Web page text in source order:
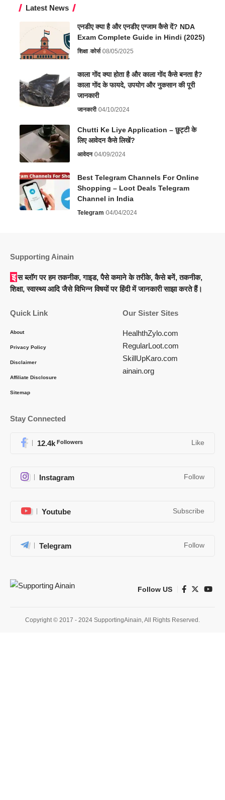
Latest News
एनडीए क्या है और एनडीए एग्जाम कैसे दें? NDA
Exam Complete Guide in Hindi (2025)
शिक्षा कोर्स 08/05/2025
काला गोंद क्या होता है और काला गोंद कैसे बनता है?
काला गोंद के फायदे, उपयोग और नुकसान की पूरी
जानकारी
जानकारी 04/10/2024
Chutti Ke Liye Application – छुट्टी के
लिए आवेदन कैसे लिखें?
आवेदन 04/09/2024
Best Telegram Channels For Online
Shopping – Loot Deals Telegram
Channel in India
Telegram 04/04/2024
Supporting Ainain
इस ब्लॉग पर हम तकनीक, गाइड, पैसे कमाने के तरीके, कैसे बनें, तकनीक,
शिक्षा, स्वास्थ्य आदि जैसे विभिन्न विषयों पर हिंदी में जानकारी साझा करते हैं।
Quick Link
About
Privacy Policy
Disclaimer
Affiliate Disclosure
Sitemap
Our Sister Sites
HealhthZylo.com
RegularLoot.com
SkillUpKaro.com
ainain.org
Stay Connected
12.4k Followers Like
Instagram Follow
Youtube Subscribe
Telegram Follow
Follow US
Copyright © 2017 - 2024 SupportingAinain, All Rights Reserved.